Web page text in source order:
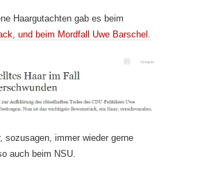
Haargutachten gab es beim
und beim Mordfall Uwe Barschel.
sozusagen, immer wieder gerne
auch beim NSU.